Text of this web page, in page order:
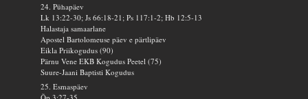
24. Pühapäev
Lk 13:22-30; Js 66:18-21; Ps 117:1-2; Hb 12:5-13
Halastaja samaarlane
Apostel Bartolomeuse päev e pärtlipäev
Eikla Priikogudus (90)
Pärnu Vene EKB Kogudus Peetel (75)
Suure-Jaani Baptisti Kogudus
25. Esmaspäev